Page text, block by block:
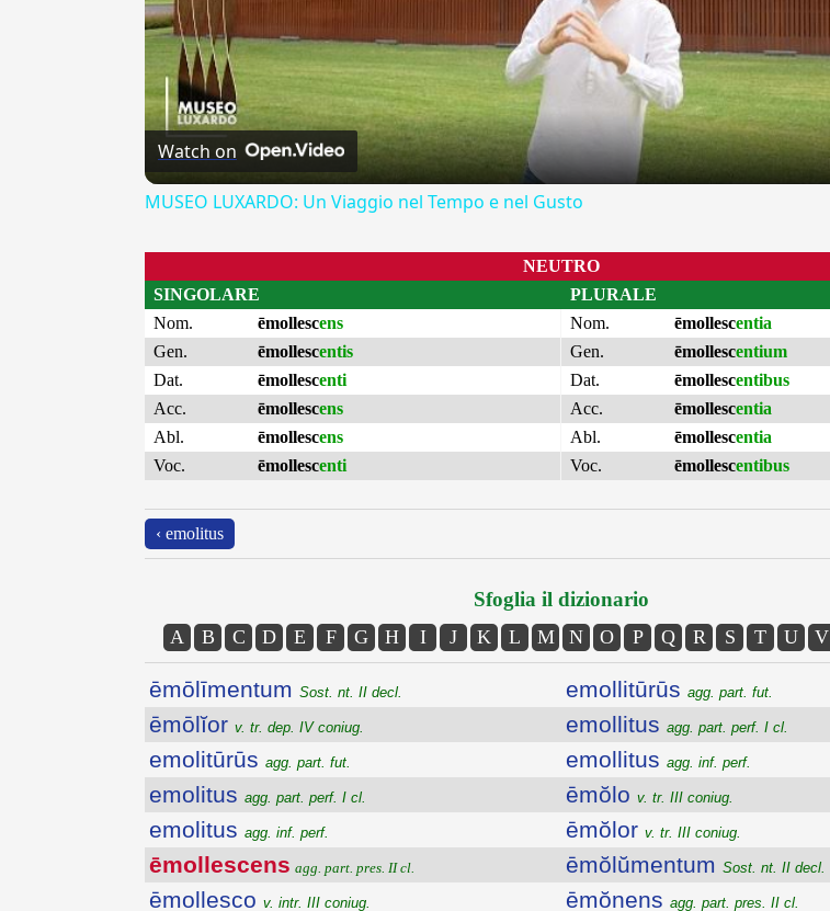
Video
Watch on
MUSEO LUXARDO: Un Viaggio nel Tempo e nel Gusto
NEUTRO
SINGOLARE
Nom.
ēmollescens
Gen.
ēmollescentis
Dat.
ēmollescenti
Acc.
ēmollescens
Abl.
ēmollescens
Voc.
ēmollescenti
PLURALE
Nom.
ēmollescentia
Gen.
ēmollescentium
Dat.
ēmollescentibus
Acc.
ēmollescentia
Abl.
ēmollescentia
Voc.
ēmollescentibus
‹ emolitus
Sfoglia il dizionario
A B C D E F G H I J K L M N O P Q R S T U V
ēmōlīmentum Sost. nt. II decl.
ēmōlĭor v. tr. dep. IV coniug.
emolitūrūs agg. part. fut.
emolitus agg. part. perf. I cl.
emolitus agg. inf. perf.
ēmollescens agg. part. pres. II cl.
ēmollesco v. intr. III coniug.
emollitūrūs agg. part. fut.
emollitus agg. part. perf. I cl.
emollitus agg. inf. perf.
ēmŏlo v. tr. III coniug.
ēmŏlor v. tr. III coniug.
ēmŏlŭmentum Sost. nt. II decl.
ēmŏnens agg. part. pres. II cl.